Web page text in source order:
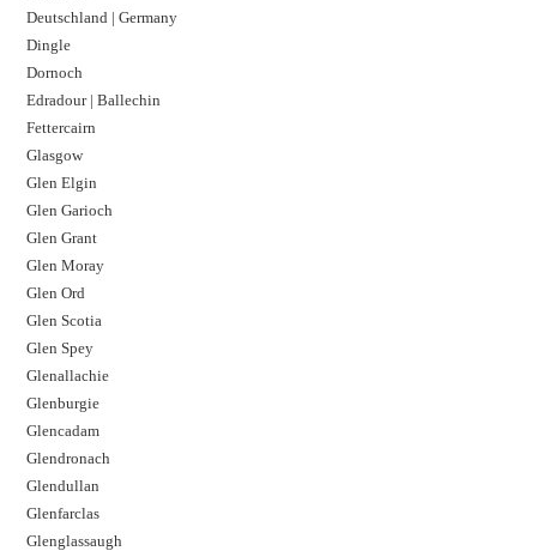
Deutschland | Germany
Dingle
Dornoch
Edradour | Ballechin
Fettercairn
Glasgow
Glen Elgin
Glen Garioch
Glen Grant
Glen Moray
Glen Ord
Glen Scotia
Glen Spey
Glenallachie
Glenburgie
Glencadam
Glendronach
Glendullan
Glenfarclas
Glenglassaugh